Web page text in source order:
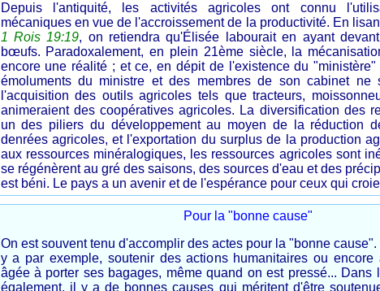
Depuis l'antiquité, les activités agricoles ont connu
mécaniques en vue de l'accroissement de la productivité. En
1 Rois 19:19, on retiendra qu'Élisée labourait en ayant
bœufs. Paradoxalement, en plein 21ème siècle, la
encore une réalité ; et ce, en dépit de l'existence du
émoluments du ministre et des membres de son cabinet ne
l'acquisition des outils agricoles tels que tracteurs,
animeraient des coopératives agricoles. La diversification des
un des piliers du développement au moyen de la réduction
denrées agricoles, et l'exportation du surplus de la production
aux ressources minéralogiques, les ressources agricoles sont
se régénèrent au gré des saisons, des sources d'eau et des
est béni. Le pays a un avenir et de l'espérance pour ceux qui
Pour la "bonne cause"
On est souvent tenu d'accomplir des actes pour la "bonne cause".
y a par exemple, soutenir des actions humanitaires ou encore
âgée à porter ses bagages, même quand on est pressé... Dans
également, il y a de bonnes causes qui méritent d'être